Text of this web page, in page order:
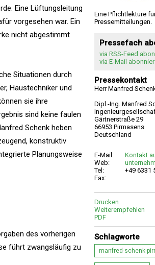
Eine Lüftungsleitung
vorgesehen war. Ein
nicht abgestimmt
Situationen durch
Haustechniker und
sie ihre
sind keine faulen
Schenk heben
konstruktiv
Planungsweise
des vorherigen
führt zwangsläufig zu
Eine Pflichtlektüre
Pressemitteilungen.
Pressefach
via RSS-Feed
via E-Mail
Pressekontakt
Herr Manfred
Dipl.-Ing. Manfred
Gärtnerstraße 29
66953 Pirmasens
Deutschland
E-Mail:
Kontakt
Web:
Tel:
+49 6331
Fax:
Drucken
Weiterempfehlen
PDF
Schlagworte
manfred-schenk-